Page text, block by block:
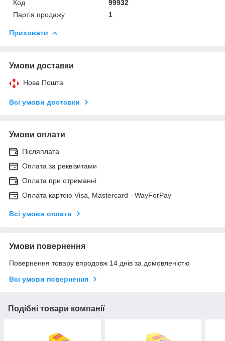
Код
99932
Партія продажу
1
Приховати
Умови доставки
Нова Пошта
Всі умови доставки
Умови оплати
Післяплата
Оплата за реквізитами
Оплата при отриманні
Оплата картою Visa, Mastercard - WayForPay
Всі умови оплати
Умови повернення
Повернення товару впродовж 14 днів за домовленістю
Всі умови повернення
Подібні товари компанії